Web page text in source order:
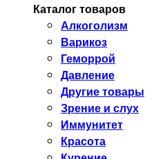
Каталог товаров
Алкоголизм
Варикоз
Геморрой
Давление
Другие товары
Зрение и слух
Иммунитет
Красота